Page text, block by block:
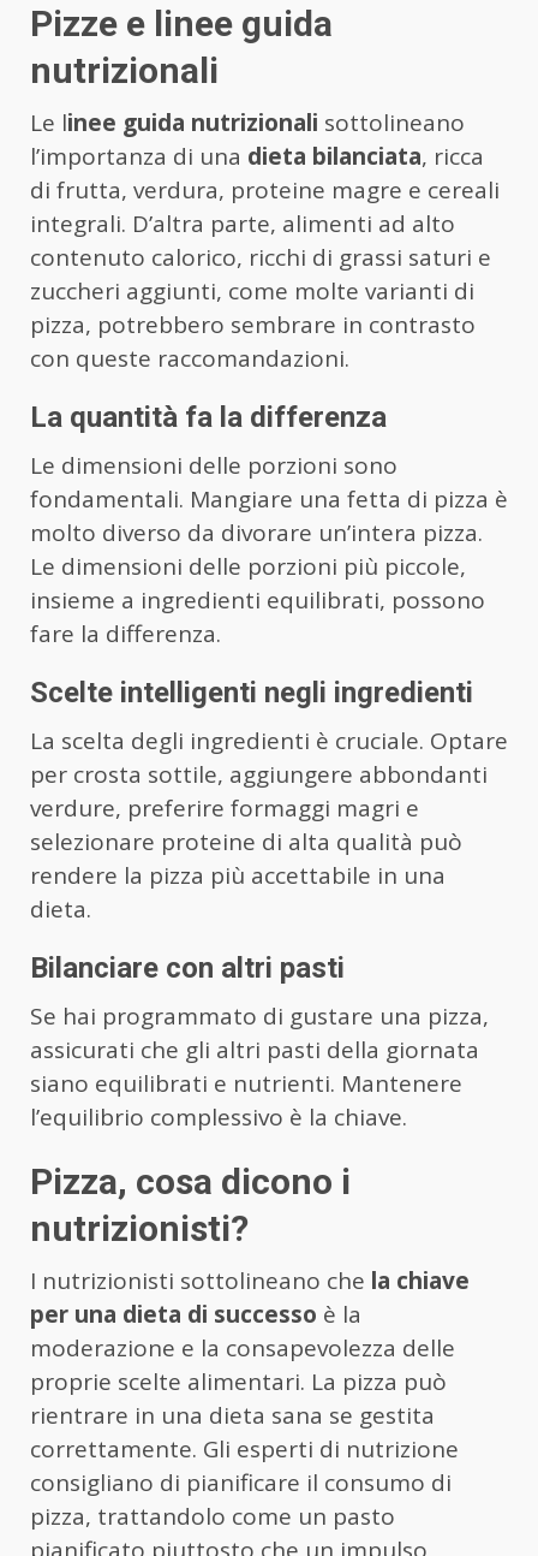
Pizze e linee guida
nutrizionali
Le linee guida nutrizionali sottolineano
l’importanza di una dieta bilanciata, ricca
di frutta, verdura, proteine magre e cereali
integrali. D’altra parte, alimenti ad alto
contenuto calorico, ricchi di grassi saturi e
zuccheri aggiunti, come molte varianti di
pizza, potrebbero sembrare in contrasto
con queste raccomandazioni.
La quantità fa la differenza
Le dimensioni delle porzioni sono
fondamentali. Mangiare una fetta di pizza è
molto diverso da divorare un’intera pizza.
Le dimensioni delle porzioni più piccole,
insieme a ingredienti equilibrati, possono
fare la differenza.
Scelte intelligenti negli ingredienti
La scelta degli ingredienti è cruciale. Optare
per crosta sottile, aggiungere abbondanti
verdure, preferire formaggi magri e
selezionare proteine di alta qualità può
rendere la pizza più accettabile in una
dieta.
Bilanciare con altri pasti
Se hai programmato di gustare una pizza,
assicurati che gli altri pasti della giornata
siano equilibrati e nutrienti. Mantenere
l’equilibrio complessivo è la chiave.
Pizza, cosa dicono i
nutrizionisti?
I nutrizionisti sottolineano che la chiave
per una dieta di successo è la
moderazione e la consapevolezza delle
proprie scelte alimentari. La pizza può
rientrare in una dieta sana se gestita
correttamente. Gli esperti di nutrizione
consigliano di pianificare il consumo di
pizza, trattandolo come un pasto
pianificato piuttosto che un impulso